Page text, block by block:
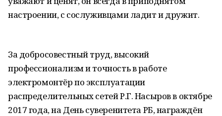
настроении, с сослуживцами ладит и дружит.
За добросовестный труд, высокий
профессионализм и точность в работе
электромонтёр по эксплуатации
распределительных сетей Р.Г. Насыров в октябре
2017 года, на День суверенитета РБ, награждён